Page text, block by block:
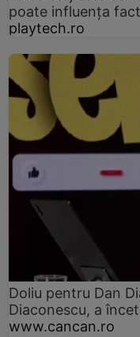
poate influența
playtech.ro
Doliu pentru Dan
Diaconescu, a
www.cancan.ro